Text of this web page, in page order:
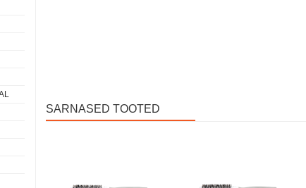
SARNASED TOOTED